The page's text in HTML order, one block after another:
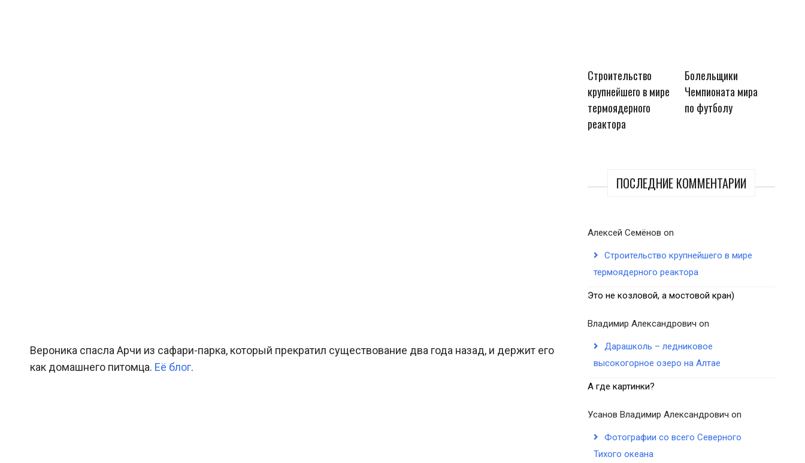
Строительство
крупнейшего в мире
термоядерного
реактора
Болельщики
Чемпионата мира
по футболу
ПОСЛЕДНИЕ КОММЕНТАРИИ
Алексей Семёнов on
Строительство крупнейшего в мире
термоядерного реактора
Это не козловой, а мостовой кран)
Владимир Александрович on
Дарашколь – ледниковое
высокогорное озеро на Алтае
А где картинки?
Усанов Владимир Александрович on
Фотографии со всего Северного
Тихого океана
Вероника спасла Арчи из сафари-парка, который прекратил существование два года назад, и держит его
как домашнего питомца. Её блог.